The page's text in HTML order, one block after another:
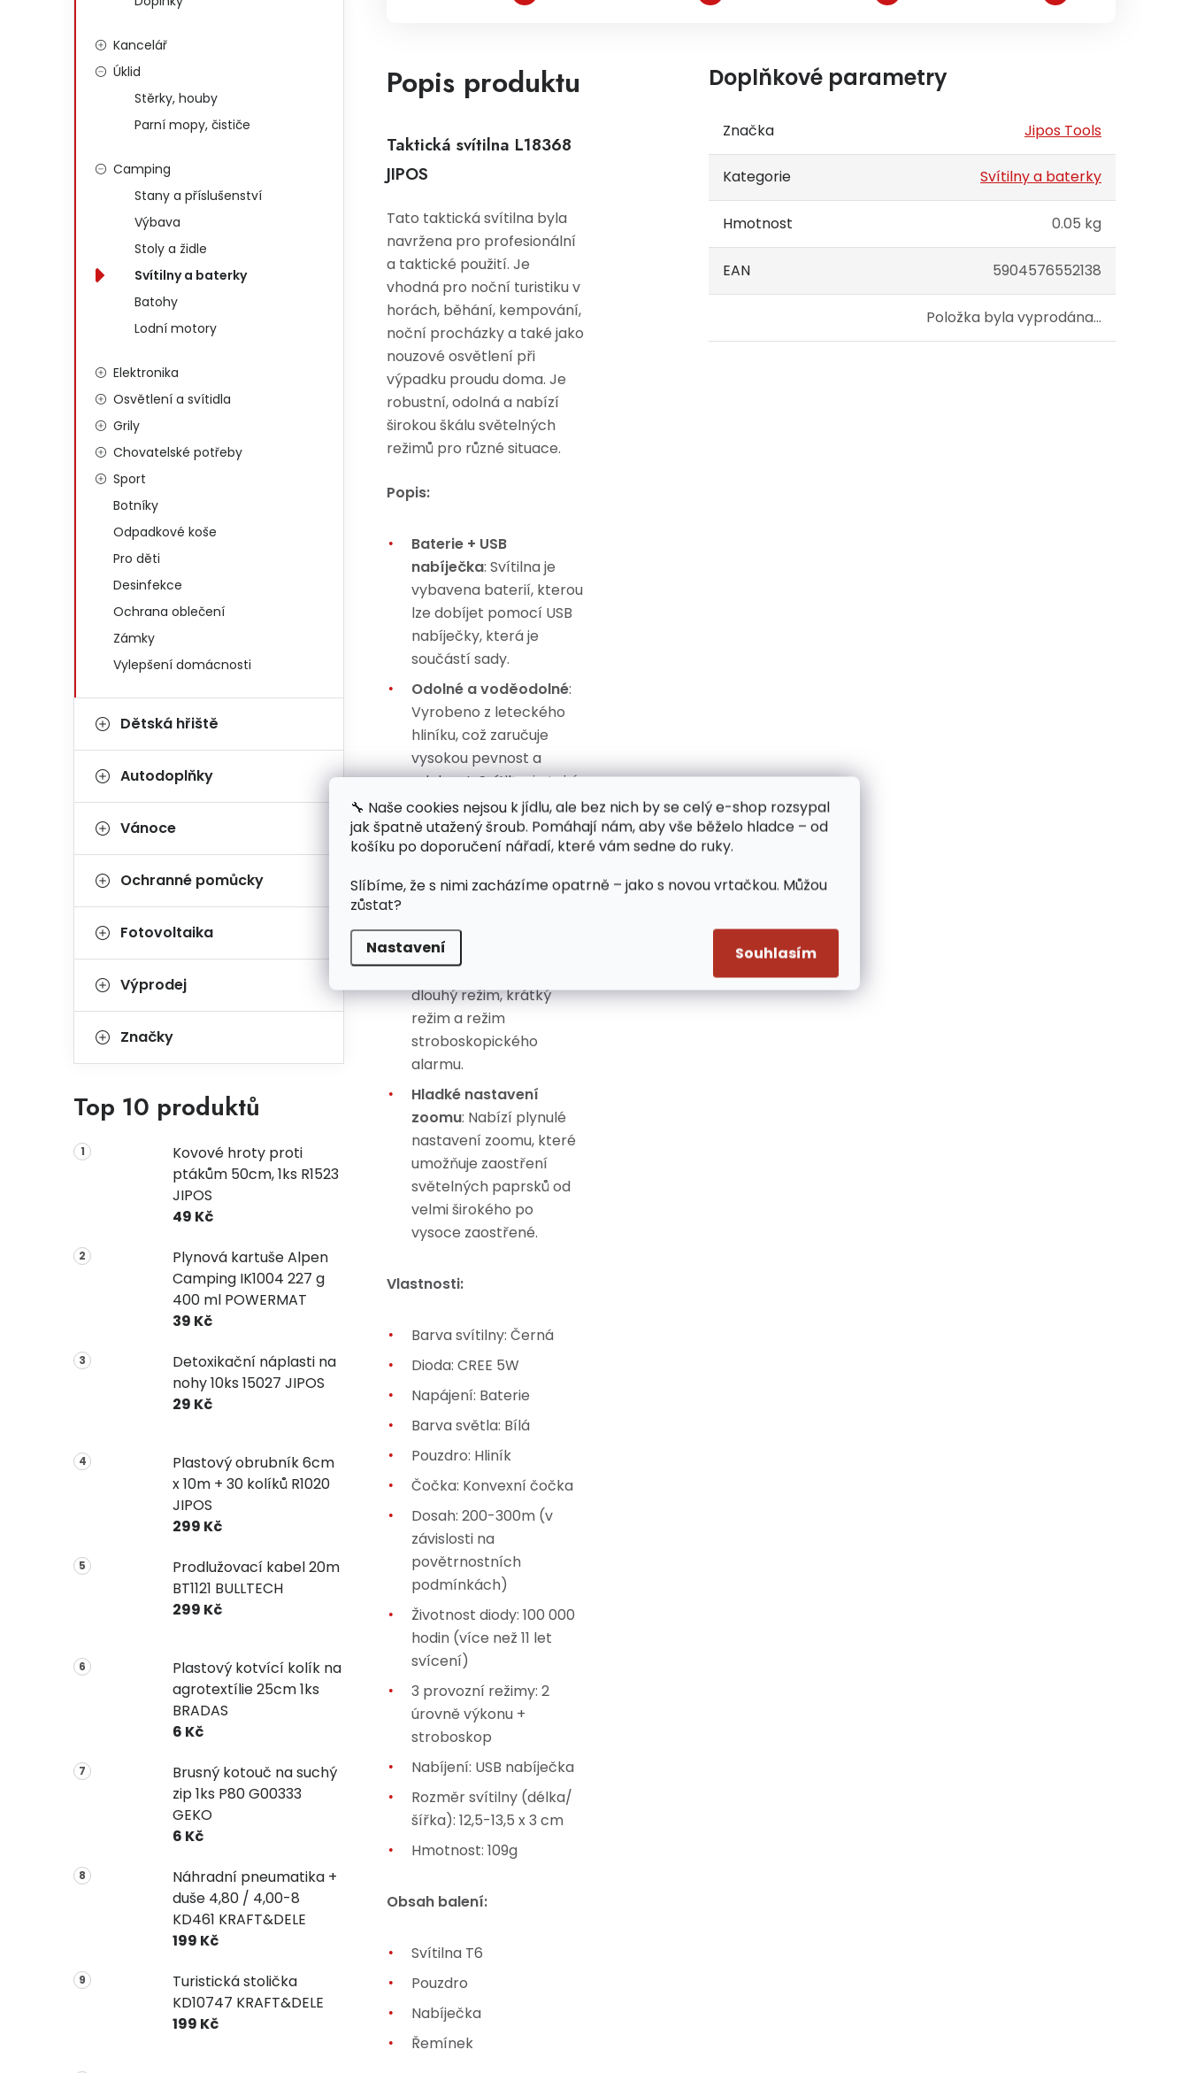
🔧 Naše cookies nejsou k jídlu, ale bez nich by se celý e-shop rozsypal
jak špatně utažený šroub. Pomáhají nám, aby vše běželo hladce – od
košíku po doporučení nářadí, které vám sedne do ruky.
Slíbíme, že s nimi zacházíme opatrně – jako s novou vrtačkou. Můžou
zůstat?
Nastavení Souhlasím
Kancelář
Úklid
Stěrky, houby
Parní mopy, čističe
Camping
Stany a příslušenství
Výbava
Stoly a židle
Svítilny a baterky
Batohy
Lodní motory
Elektronika
Osvětlení a svítidla
Grily
Chovatelské potřeby
Sport
Botníky
Odpadkové koše
Pro děti
Desinfekce
Ochrana oblečení
Zámky
Vylepšení domácnosti
Dětská hřiště
Autodoplňky
Vánoce
Ochranné pomůcky
Fotovoltaika
Výprodej
Značky
Top 10 produktů
Kovové hroty proti
ptákům 50cm, 1ks R1523
JIPOS
49 Kč
Plynová kartuše Alpen
Camping IK1004 227 g
400 ml POWERMAT
39 Kč
Detoxikační náplasti na
nohy 10ks 15027 JIPOS
29 Kč
Plastový obrubník 6cm
x 10m + 30 kolíků R1020
JIPOS
299 Kč
Prodlužovací kabel 20m
BT1121 BULLTECH
299 Kč
Plastový kotvící kolík na
agrotextílie 25cm 1ks
BRADAS
6 Kč
Brusný kotouč na suchý
zip 1ks P80 G00333
GEKO
6 Kč
Náhradní pneumatika +
duše 4,80 / 4,00-8
KD461 KRAFT&DELE
199 Kč
Turistická stolička
KD10747 KRAFT&DELE
199 Kč
Popis produktu
Taktická svítilna L18368
JIPOS
Tato taktická svítilna byla
navržena pro profesionální
a taktické použití. Je
vhodná pro noční turistiku v
horách, běhání, kempování,
noční procházky a také jako
nouzové osvětlení při
výpadku proudu doma. Je
robustní, odolná a nabízí
širokou škálu světelných
režimů pro různé situace.
Popis:
Baterie + USB
nabíječka: Svítilna je
vybavena baterií, kterou
lze dobíjet pomocí USB
nabíječky, která je
součástí sady.
Odolné a voděodolné:
Vyrobeno z leteckého
hliníku, což zaručuje
vysokou pevnost a
odolnost. Svítilna je také
odolná vůči vodě. Spínač
je chráněn pevnou
gumou a O-kroužky
chrání zařízení před
vniknutím kapaliny.
3 světelné režimy
Svítilna může pracovat v
3 různých režimech:
dlouhý režim, krátký
režim a režim
stroboskopického
alarmu.
Hladké nastavení
zoomu: Nabízí plynulé
nastavení zoomu, které
umožňuje zaostření
světelných paprsků od
velmi širokého po
vysoce zaostřené.
Vlastnosti:
Barva svítilny: Černá
Dioda: CREE 5W
Napájení: Baterie
Barva světla: Bílá
Pouzdro: Hliník
Čočka: Konvexní čočka
Dosah: 200-300m (v
závislosti na
povětrnostních
podmínkách)
Životnost diody: 100 000
hodin (více než 11 let
svícení)
3 provozní režimy: 2
úrovně výkonu +
stroboskop
Nabíjení: USB nabíječka
Rozměr svítilny (délka/
šířka): 12,5-13,5 x 3 cm
Hmotnost: 109g
Obsah balení:
Svítilna T6
Pouzdro
Nabíječka
Řemínek
Doplňkové parametry
Značka Jipos Tools
Kategorie Svítilny a baterky
Hmotnost 0.05 kg
EAN 5904576552138
Položka byla vyprodána…